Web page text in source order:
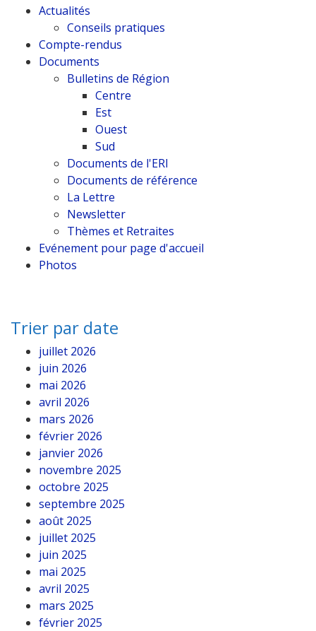
Actualités
Conseils pratiques
Compte-rendus
Documents
Bulletins de Région
Centre
Est
Ouest
Sud
Documents de l'ERI
Documents de référence
La Lettre
Newsletter
Thèmes et Retraites
Evénement pour page d'accueil
Photos
Trier par date
juillet 2026
juin 2026
mai 2026
avril 2026
mars 2026
février 2026
janvier 2026
novembre 2025
octobre 2025
septembre 2025
août 2025
juillet 2025
juin 2025
mai 2025
avril 2025
mars 2025
février 2025